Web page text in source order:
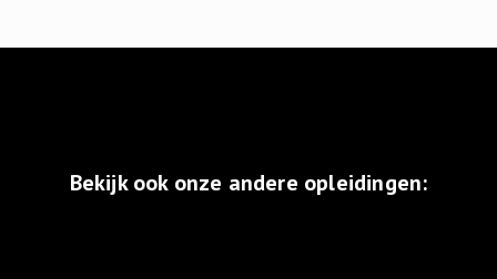
Bekijk ook onze andere opleidingen: